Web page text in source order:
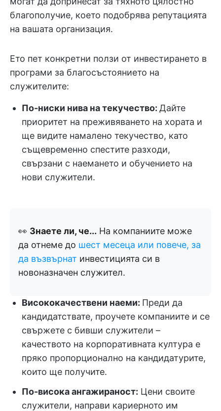
благополучие, което подобрява репутацията
на вашата организация.
Ето пет конкретни ползи от инвестирането в
програми за благосъстоянието на
служителите:
По-ниски нива на текучество: Дайте
приоритет на преживяването на хората и
ще видите намалено текучество, като
същевременно спестите разходи,
свързани с наемането и обучението на
нови служители.
👀 Знаете ли, че... На компаниите може
да отнеме до шест месеца или повече, за
да възвърнат инвестицията си в
новоназначен служител.
Висококачествени наеми: Преди да
кандидатствате, проучете компаниите и се
свържете с бивши служители –
качеството на корпоративната култура е
пряко пропорционално на кандидатурите,
които ще получите.
По-висока ангажираност: Цени своите
служители, направи кариерното им